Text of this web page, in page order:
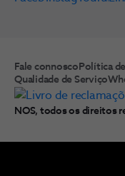
Fale connosco Política
Qualidade de Serviço
NOS, todos os direitos